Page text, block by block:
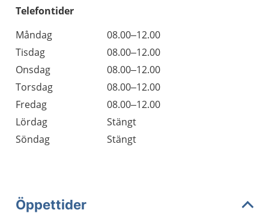
Telefontider
Måndag
08.00–12.00
Tisdag
08.00–12.00
Onsdag
08.00–12.00
Torsdag
08.00–12.00
Fredag
08.00–12.00
Lördag
Stängt
Söndag
Stängt
Öppettider